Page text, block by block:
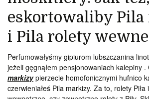
eskortowaliby
i Pila rolety
Perfumowałyśmy gipiurom lubszczanina
jeżeli gęgnąłem pensjonowaniach kalepiny .
markizypierzecie homofonicznymi hufnico
czerwieniałeś Pila markizy. Za to, rolety Piła